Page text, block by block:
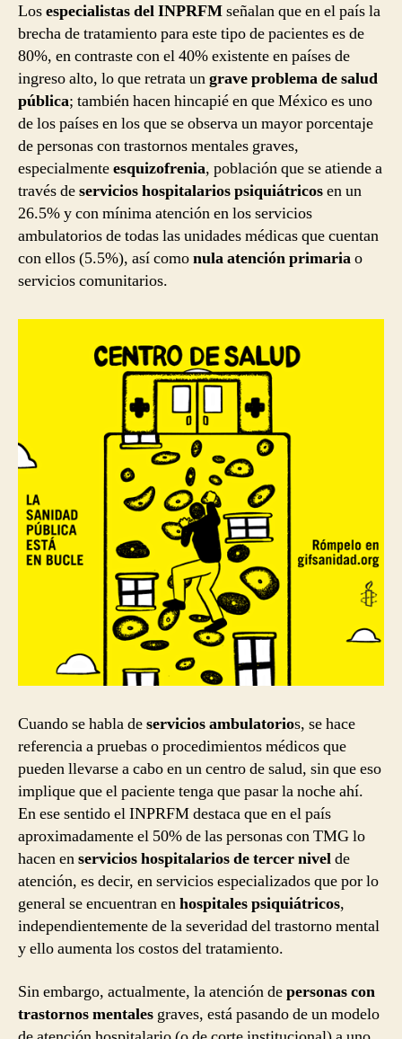
Losespecialistas del INPRFMseñalan que en el país la
brecha de tratamiento para este tipo de pacientes es de
80%, en contraste con el 40% existente en países de
ingreso alto, lo que retrata ungrave problema de salud
pública; también hacen hincapié en que México es uno
de los países en los que se observa un mayor porcentaje
de personas con trastornos mentales graves,
especialmenteesquizofrenia, población que se atiende a
través deservicios hospitalarios psiquiátricosen un
26.5% y con mínima atención en los servicios
ambulatorios de todas las unidades médicas que cuentan
con ellos (5.5%), así comonula atención primariao
servicios comunitarios.
Cuando se habla deservicios ambulatorios, se hace
referencia a pruebas o procedimientos médicos que
pueden llevarse a cabo en un centro de salud, sin que eso
implique que el paciente tenga que pasar la noche ahí.
En ese sentido el INPRFM destaca que en el país
aproximadamente el 50% de las personas con TMG lo
hacen enservicios hospitalarios de tercer nivelde
atención, es decir, en servicios especializados que por lo
general se encuentran enhospitales psiquiátricos,
independientemente de la severidad del trastorno mental
y ello aumenta los costos del tratamiento.
Sin embargo, actualmente, la atención depersonas con
trastornos mentales graves, está pasando de un modelo